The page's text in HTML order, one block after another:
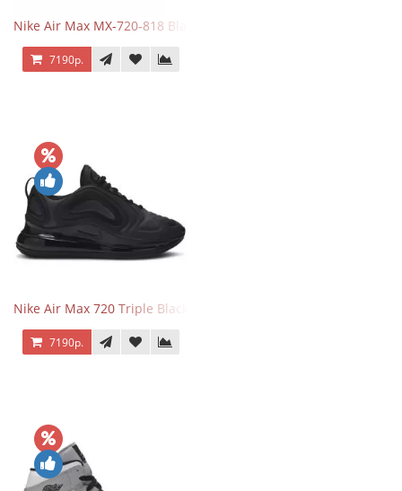
Nike Air Max MX-720-818 Black
7190р.
Nike Air Max 720 Triple Black
7190р.